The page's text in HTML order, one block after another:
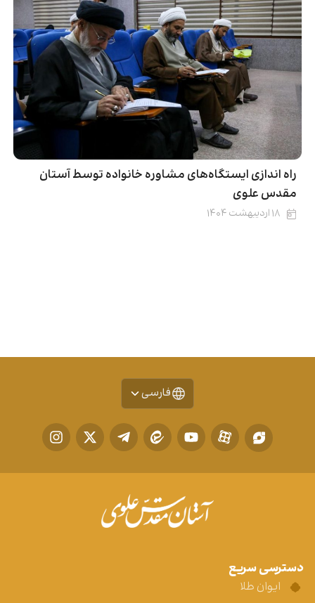
راه اندازی ایستگاه‌های مشاوره خانواده توسط آستان
مقدس علوی
۱۸ اردیبهشت ۱۴۰۴
فارسی
دسترسی سریع
ایوان طلا